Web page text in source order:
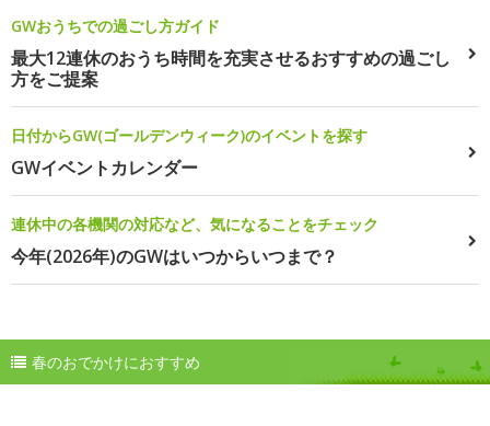
GWおうちでの過ごし方ガイド
最大12連休のおうち時間を充実させるおすすめの過ごし
方をご提案
日付からGW(ゴールデンウィーク)のイベントを探す
GWイベントカレンダー
連休中の各機関の対応など、気になることをチェック
今年(2026年)のGWはいつからいつまで？
春のおでかけにおすすめ